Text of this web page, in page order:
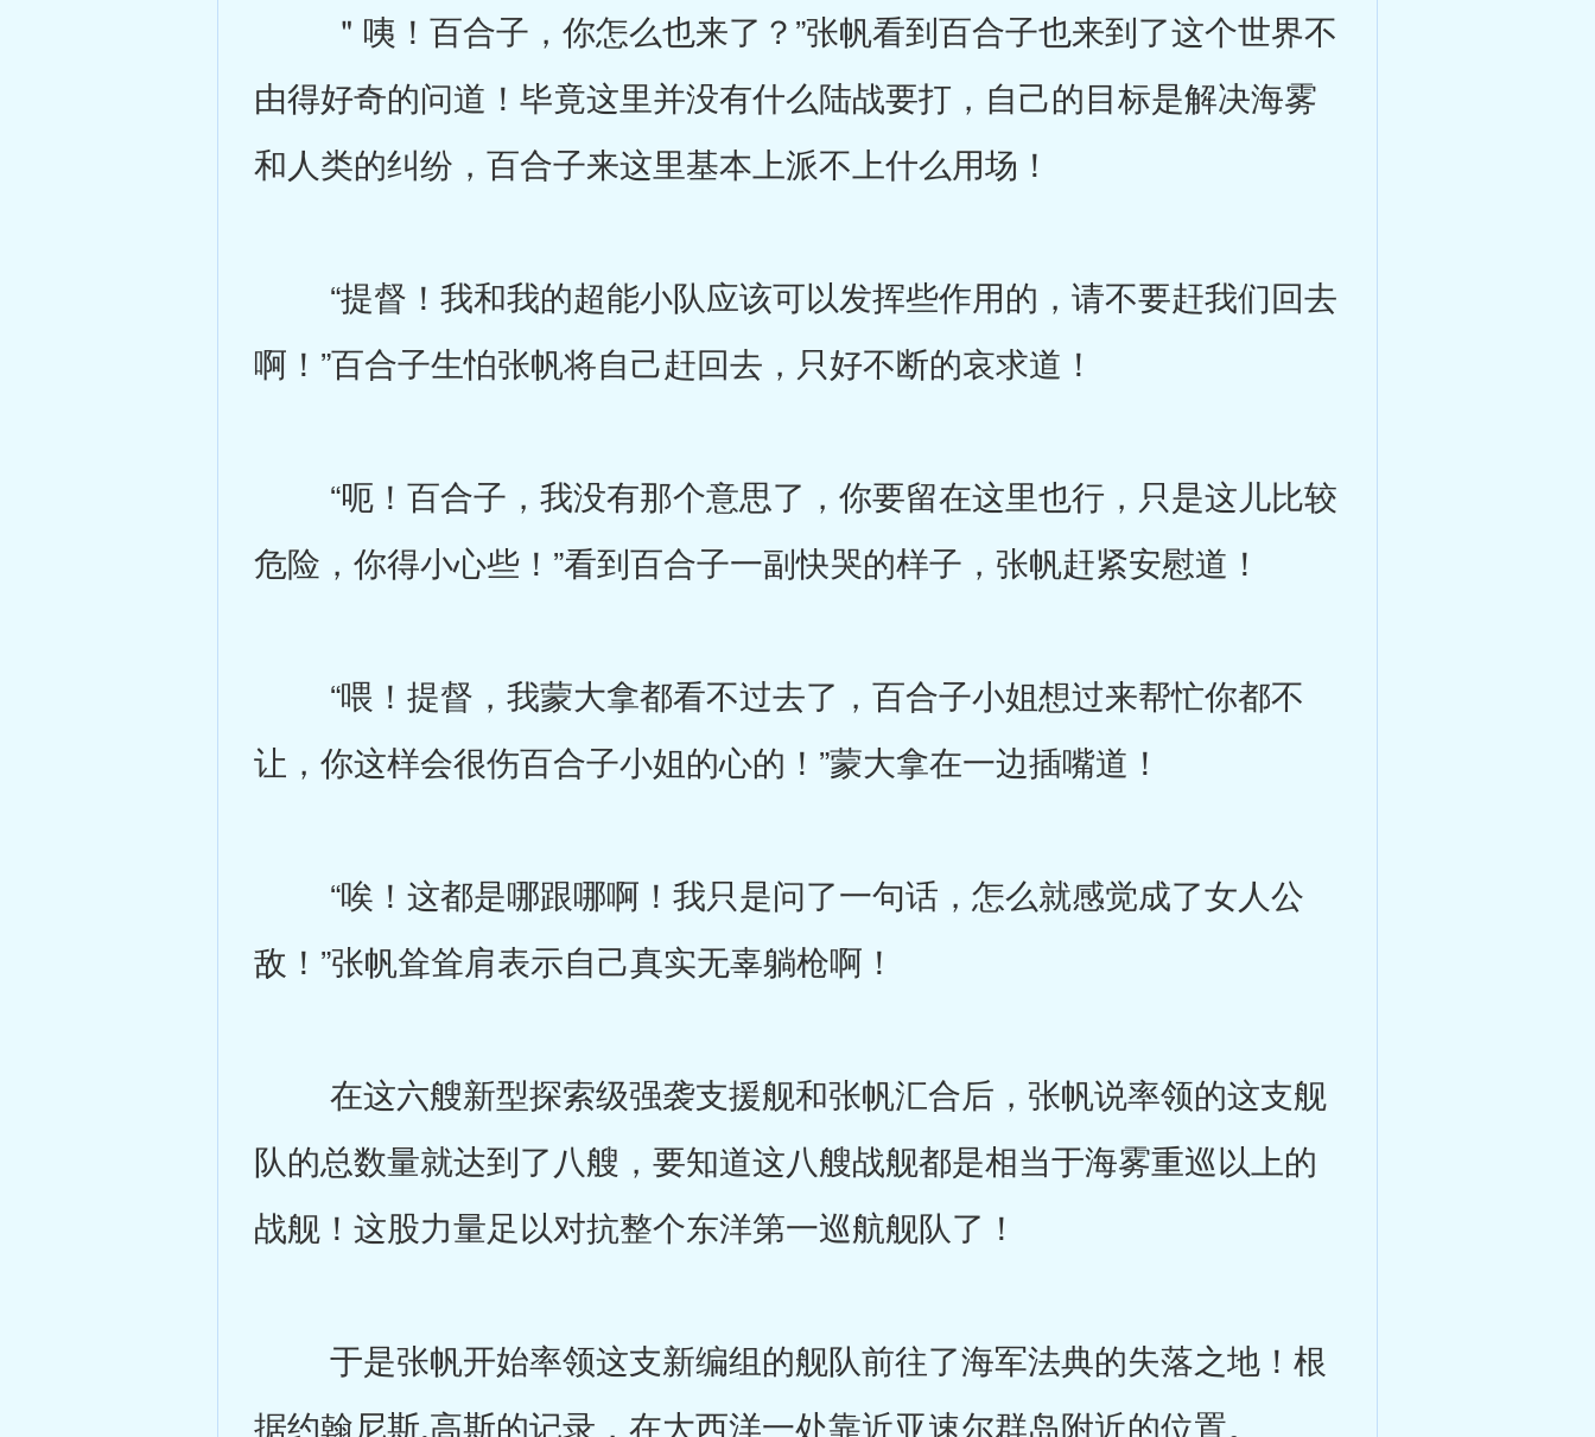
＂咦！百合子，你怎么也来了？”张帆看到百合子也来到了这个世界不
由得好奇的问道！毕竟这里并没有什么陆战要打，自己的目标是解决海雾
和人类的纠纷，百合子来这里基本上派不上什么用场！
“提督！我和我的超能小队应该可以发挥些作用的，请不要赶我们回去
啊！”百合子生怕张帆将自己赶回去，只好不断的哀求道！
“呃！百合子，我没有那个意思了，你要留在这里也行，只是这儿比较
危险，你得小心些！”看到百合子一副快哭的样子，张帆赶紧安慰道！
“喂！提督，我蒙大拿都看不过去了，百合子小姐想过来帮忙你都不
让，你这样会很伤百合子小姐的心的！”蒙大拿在一边插嘴道！
“唉！这都是哪跟哪啊！我只是问了一句话，怎么就感觉成了女人公
敌！”张帆耸耸肩表示自己真实无辜躺枪啊！
在这六艘新型探索级强袭支援舰和张帆汇合后，张帆说率领的这支舰
队的总数量就达到了八艘，要知道这八艘战舰都是相当于海雾重巡以上的
战舰！这股力量足以对抗整个东洋第一巡航舰队了！
于是张帆开始率领这支新编组的舰队前往了海军法典的失落之地！根
据约翰尼斯.高斯的记录，在大西洋一处靠近亚速尔群岛附近的位置。